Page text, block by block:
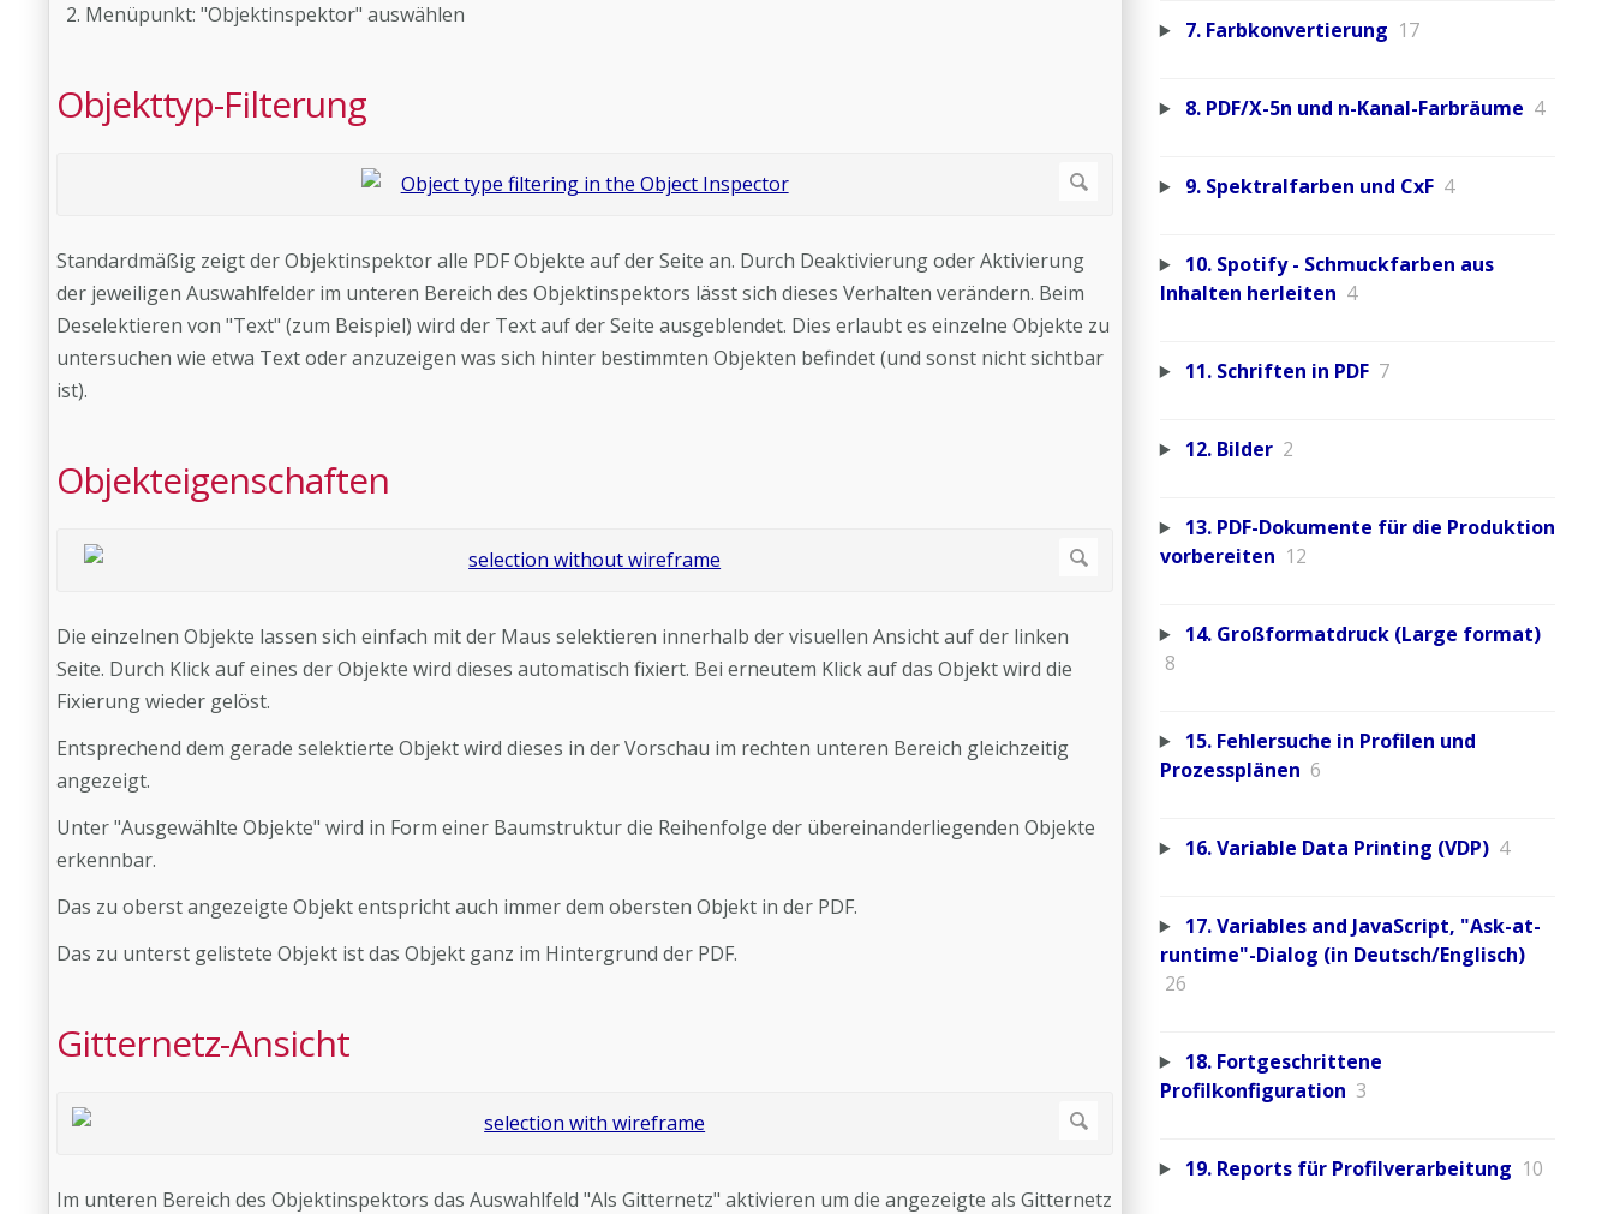
Menüpunkt: "Objektinspektor" auswählen
Objekttyp-Filterung
Standardmäßig zeigt der Objektinspektor alle PDF Objekte auf der Seite an. Durch Deaktivierung oder Aktivierung
der jeweiligen Auswahlfelder im unteren Bereich des Objektinspektors lässt sich dieses Verhalten verändern. Beim
Deselektieren von "Text" (zum Beispiel) wird der Text auf der Seite ausgeblendet. Dies erlaubt es einzelne Objekte zu
untersuchen wie etwa Text oder anzuzeigen was sich hinter bestimmten Objekten befindet (und sonst nicht sichtbar
ist).
Objekteigenschaften
Die einzelnen Objekte lassen sich einfach mit der Maus selektieren innerhalb der visuellen Ansicht auf der linken
Seite. Durch Klick auf eines der Objekte wird dieses automatisch fixiert. Bei erneutem Klick auf das Objekt wird die
Fixierung wieder gelöst.
Entsprechend dem gerade selektierte Objekt wird dieses in der Vorschau im rechten unteren Bereich gleichzeitig
angezeigt.
Unter "Ausgewählte Objekte" wird in Form einer Baumstruktur die Reihenfolge der übereinanderliegenden Objekte
erkennbar.
Das zu oberst angezeigte Objekt entspricht auch immer dem obersten Objekt in der PDF.
Das zu unterst gelistete Objekt ist das Objekt ganz im Hintergrund der PDF.
Gitternetz-Ansicht
Im unteren Bereich des Objektinspektors das Auswahlfeld "Als Gitternetz" aktivieren um die angezeigte als Gitternetz
7. Farbkonvertierung 17
8. PDF/X-5n und n-Kanal-Farbräume 4
9. Spektralfarben und CxF 4
10. Spotify - Schmuckfarben aus
Inhalten herleiten 4
11. Schriften in PDF 7
12. Bilder 2
13. PDF-Dokumente für die Produktion
vorbereiten 12
14. Großformatdruck (Large format)
8
15. Fehlersuche in Profilen und
Prozessplänen 6
16. Variable Data Printing (VDP) 4
17. Variables and JavaScript, "Ask-at-
runtime"-Dialog (in Deutsch/Englisch)
26
18. Fortgeschrittene
Profilkonfiguration 3
19. Reports für Profilverarbeitung 10